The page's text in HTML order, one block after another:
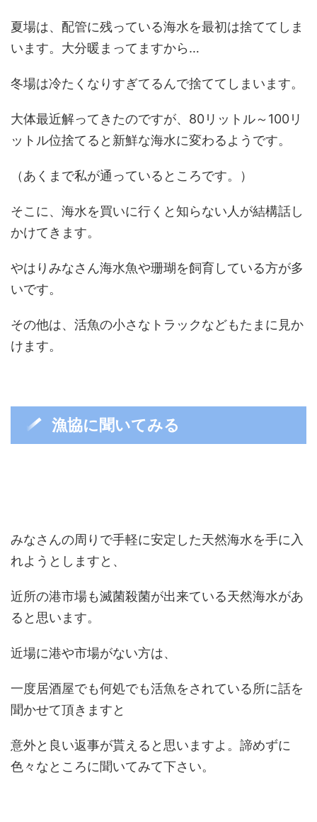
夏場は、配管に残っている海水を最初は捨ててしま
います。大分暖まってますから…
冬場は冷たくなりすぎてるんで捨ててしまいます。
大体最近解ってきたのですが、80リットル～100リ
ットル位捨てると新鮮な海水に変わるようです。
（あくまで私が通っているところです。）
そこに、海水を買いに行くと知らない人が結構話し
かけてきます。
やはりみなさん海水魚や珊瑚を飼育している方が多
いです。
その他は、活魚の小さなトラックなどもたまに見か
けます。
漁協に聞いてみる
みなさんの周りで手軽に安定した天然海水を手に入
れようとしますと、
近所の港市場も滅菌殺菌が出来ている天然海水があ
ると思います。
近場に港や市場がない方は、
一度居酒屋でも何処でも活魚をされている所に話を
聞かせて頂きますと
意外と良い返事が貰えると思いますよ。諦めずに
色々なところに聞いてみて下さい。